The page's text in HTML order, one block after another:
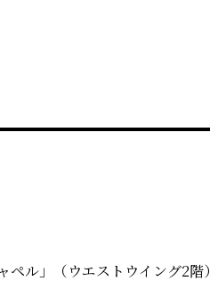
ル」（ウエストウイング2階）